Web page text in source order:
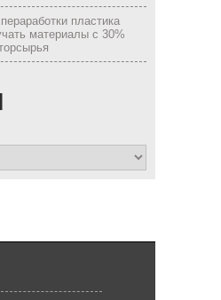
пластика
материалы с 30%